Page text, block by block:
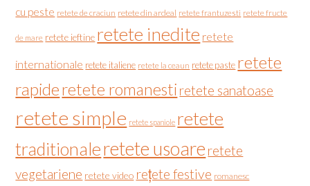
cu peste retete de craciun retete din ardeal retete frantuzesti retete fructe
de mare retete ieftine retete inedite retete
internationale retete italiene retete la ceaun retete paste retete
rapideretete romanesti retete sanatoase
retete simple retete spaniole retete
traditionaleretete usoare retete
vegetariene retete video rețete festive romanesc